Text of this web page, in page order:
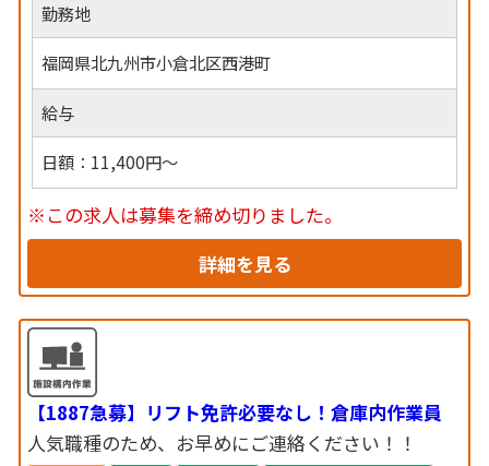
勤務地
福岡県北九州市小倉北区西港町
給与
日額：11,400円～
※この求人は募集を締め切りました。
詳細を見る
【1887急募】リフト免許必要なし！倉庫内作業員
人気職種のため、お早めにご連絡ください！！